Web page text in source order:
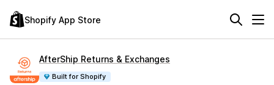
Shopify App Store
AfterShip Returns & Exchanges
Built for Shopify